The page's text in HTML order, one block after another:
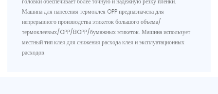
Машина для нанесения термоклея OPP предназначена для
непрерывного производства этикеток большого объема/
термоклеевых/OPP/BOPP/бумажных этикеток. Машина использует
местный тип клея для снижения расхода клея и эксплуатационных
расходов.